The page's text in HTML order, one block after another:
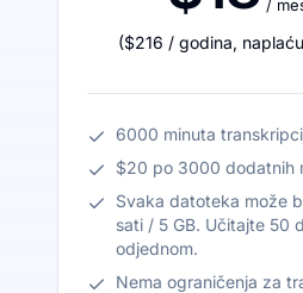
/
($216 / godina,
6000 minuta
$20 po 3000 dodatnih
Svaka datoteka može
sati / 5 GB. Učitajte 50
odjednom.
Nema ograničenja za